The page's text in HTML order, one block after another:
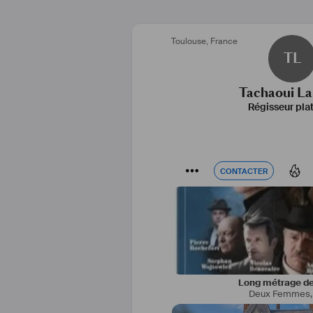
Toulouse, France
TL
Tachaoui
Régisseur
CONTACTER
CONTACTER
Long métrage
Deux Femmes,